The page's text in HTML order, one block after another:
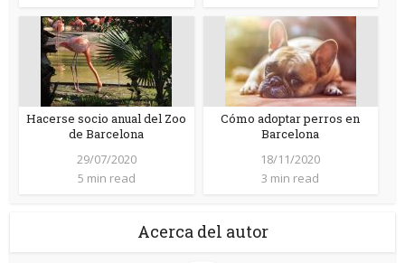
Hacerse socio anual del Zoo
de Barcelona
29/07/2020
5 min read
Cómo adoptar perros en
Barcelona
18/11/2020
3 min read
Acerca del autor